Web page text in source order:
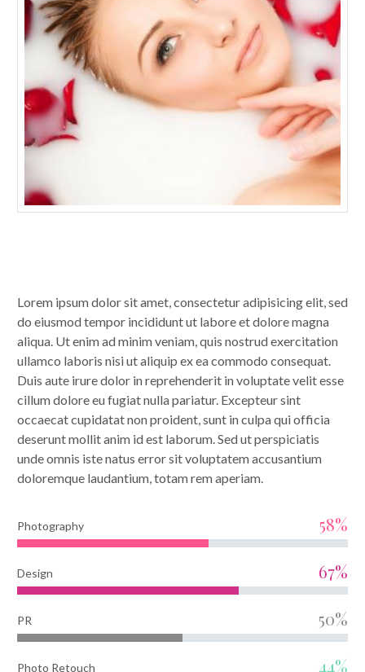
Lorem ipsum dolor sit amet, consectetur adipisicing elit, sed
do eiusmod tempor incididunt ut labore et dolore magna
aliqua. Ut enim ad minim veniam, quis nostrud exercitation
ullamco laboris nisi ut aliquip ex ea commodo consequat.
Duis aute irure dolor in reprehenderit in voluptate velit esse
cillum dolore eu fugiat nulla pariatur. Excepteur sint
occaecat cupidatat non proident, sunt in culpa qui officia
deserunt mollit anim id est laborum. Sed ut perspiciatis
unde omnis iste natus error sit voluptatem accusantium
doloremque laudantium, totam rem aperiam.
Photography 58%
Design 67%
PR 50%
Photo Retouch 44%